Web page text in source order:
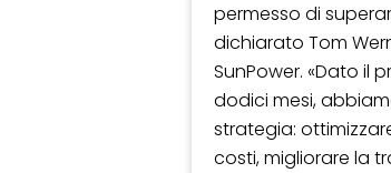
permesso di
dichiarato Tom
SunPower. «Dato il
dodici mesi,
strategia:
costi, migliorare la